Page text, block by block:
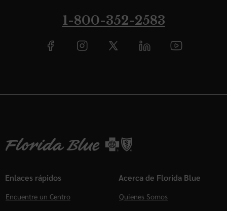
1-800-352-2583
Enlaces rápidos
Encuentre un Centro
Acerca de Florida Blue
Quienes Somos